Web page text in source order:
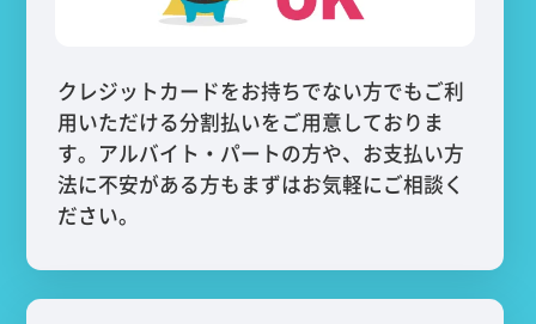
クレジットカードをお持ちでない方でもご利
用いただける分割払いをご用意しておりま
す。アルバイト・パートの方や、お支払い方
法に不安がある方もまずはお気軽にご相談く
ださい。